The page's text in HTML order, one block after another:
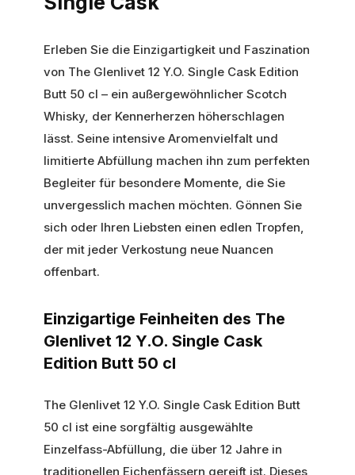
Erleben Sie die Einzigartigkeit und Faszination
von The Glenlivet 12 Y.O. Single Cask Edition
Butt 50 cl – ein außergewöhnlicher Scotch
Whisky, der Kennerherzen höherschlagen
lässt. Seine intensive Aromenvielfalt und
limitierte Abfüllung machen ihn zum perfekten
Begleiter für besondere Momente, die Sie
unvergesslich machen möchten. Gönnen Sie
sich oder Ihren Liebsten einen edlen Tropfen,
der mit jeder Verkostung neue Nuancen
offenbart.
Einzigartige Feinheiten des The
Glenlivet 12 Y.O. Single Cask
Edition Butt 50 cl
The Glenlivet 12 Y.O. Single Cask Edition Butt
50 cl ist eine sorgfältig ausgewählte
Einzelfass-Abfüllung, die über 12 Jahre in
traditionellen Eichenfässern gereift ist. Dieses